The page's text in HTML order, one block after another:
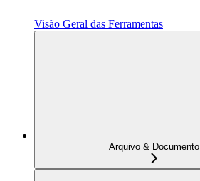
Visão Geral das Ferramentas
Arquivo & Documento